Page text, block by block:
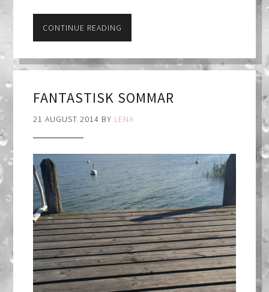
CONTINUE READING
FANTASTISK SOMMAR
21 AUGUST 2014 BY LENA